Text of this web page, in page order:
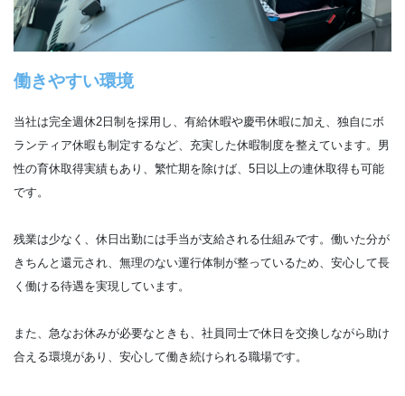
働きやすい環境
当社は完全週休2日制を採用し、有給休暇や慶弔休暇に加え、独自にボ
ランティア休暇も制定するなど、充実した休暇制度を整えています。男
性の育休取得実績もあり、繁忙期を除けば、5日以上の連休取得も可能
です。
残業は少なく、休日出勤には手当が支給される仕組みです。働いた分が
きちんと還元され、無理のない運行体制が整っているため、安心して長
く働ける待遇を実現しています。
また、急なお休みが必要なときも、社員同士で休日を交換しながら助け
合える環境があり、安心して働き続けられる職場です。